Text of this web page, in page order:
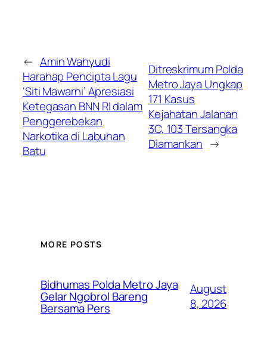
← Amin Wahyudi
Harahap Pencipta Lagu
‘Siti Mawarni’ Apresiasi
Ketegasan BNN RI dalam
Penggerebekan
Narkotika di Labuhan
Batu
Ditreskrimum Polda
Metro Jaya Ungkap
171 Kasus
Kejahatan Jalanan
3C, 103 Tersangka
Diamankan →
MORE POSTS
Bidhumas Polda Metro Jaya
Gelar Ngobrol Bareng
Bersama Pers
August
8, 2026